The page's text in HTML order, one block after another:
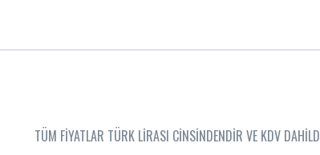
TÜM FİYATLAR TÜRK LİRASI CİNSİNDENDİR VE KDV